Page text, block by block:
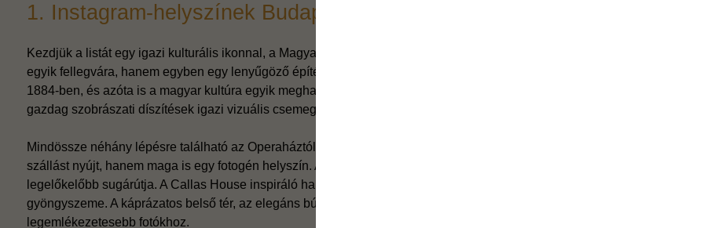
1. Instagram-helyszínek Budapesten: Magyar Állami Operaház
Kezdjük a listát egy igazi kulturális ikonnal, a Magyar Állami Operaházzal, amely nem csak a magyar operaművészet
egyik fellegvára, hanem egyben egy lenyűgöző építészeti remekmű is. Az Operaház Ybl Miklós tervei alapján épült fel
1884-ben, és azóta is a magyar kultúra egyik meghatározó színtere. A lélegzetelállító homlokzat, a díszes belső tér, és a
gazdag szobrászati díszítések igazi vizuális csemege.
Mindössze néhány lépésre található az Operaháztól a Callas House, egy boutique hotel, amely nem csak kényelmes
szállást nyújt, hanem maga is egy fotogén helyszín. A hotel az Andrássy úton helyezkedik el, ami Budapest egyik
legelőkelőbb sugárútja. A Callas House inspiráló hangulata, sokrétű és egyedi designja lesz az Instagram-fiókod egyik
gyöngyszeme. A káprázatos belső tér, az elegáns bútorok és a művészi dekoráció tökéletes háttérként szolgálnak a
legemlékezetesebb fotókhoz.